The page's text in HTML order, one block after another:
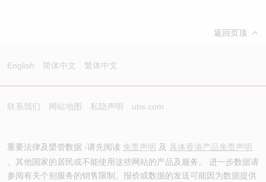
返回页顶
English 简体中文 繁体中文
联系我们 网站地图 私隐声明 ubs.com
重要法律及槼管数据 -请先阅读 免责声明 及 具体香港产品免责声明
。其他国家的居民或不能使用这些网站的产品及服务。 进一步数据请
参阅有关个别服务的销售限制。报价或数据的发送可能因为数据提供